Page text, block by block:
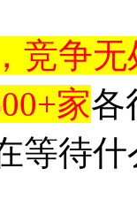
竞争
家各
等待什